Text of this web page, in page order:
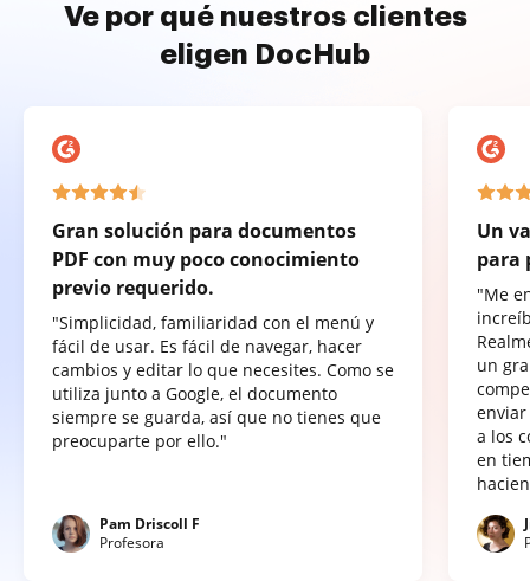
Ve por qué nuestros clientes
eligen DocHub
Gran solución para documentos
PDF con muy poco conocimiento
previo requerido.
"Simplicidad, familiaridad con el menú y
fácil de usar. Es fácil de navegar, hacer
cambios y editar lo que necesites. Como se
utiliza junto a Google, el documento
siempre se guarda, así que no tienes que
preocuparte por ello."
Pam Driscoll F
Profesora
Un
para
"Me
un
a los
en